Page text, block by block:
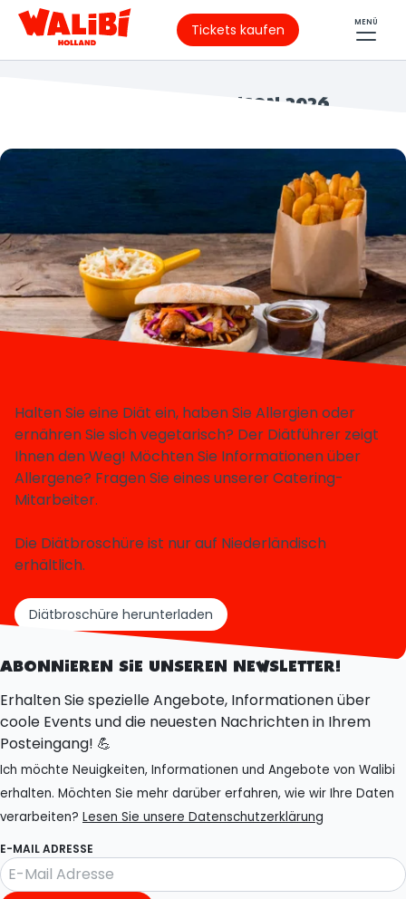
Tickets kaufen MENÜ
DIÄT-LEITFADEN SAISON 2026
Halten Sie eine Diät ein, haben Sie Allergien oder
ernähren Sie sich vegetarisch? Der Diätführer zeigt
Ihnen den Weg! Möchten Sie Informationen über
Allergene? Fragen Sie eines unserer Catering-
Mitarbeiter.
Die Diätbroschüre ist nur auf Niederländisch
erhältlich.
Diätbroschüre herunterladen
ABONNIEREN SIE UNSEREN NEWSLETTER!
Erhalten Sie spezielle Angebote, Informationen über
coole Events und die neuesten Nachrichten in Ihrem
Posteingang! 💪
Ich möchte Neuigkeiten, Informationen und Angebote von Walibi
erhalten. Möchten Sie mehr darüber erfahren, wie wir Ihre Daten
verarbeiten? Lesen Sie unsere Datenschutzerklärung
E-MAIL ADRESSE